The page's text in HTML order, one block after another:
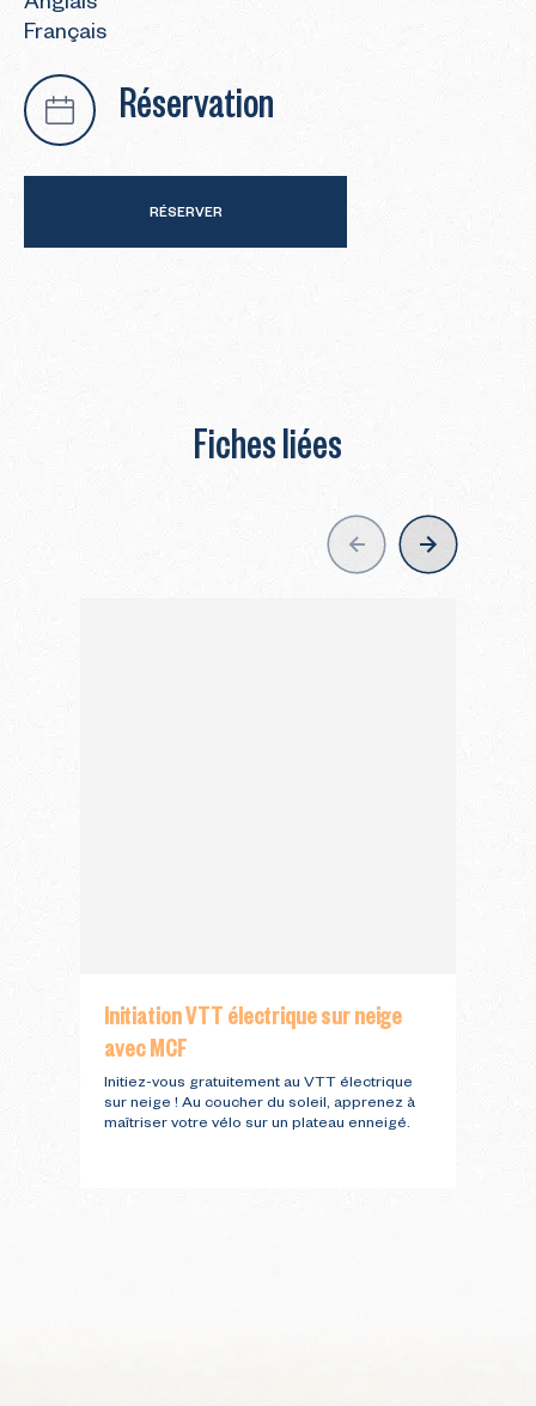
Anglais
Français
Réservation
RÉSERVER
Fiches liées
nav
Initiation VTT électrique sur neige
avec MCF
Initiez-vous gratuitement au VTT électrique
sur neige ! Au coucher du soleil, apprenez à
maîtriser votre vélo sur un plateau enneigé.